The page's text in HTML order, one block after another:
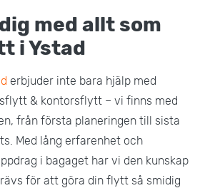
med allt som
i Ystad
erbjuder inte bara hjälp med
& kontorsflytt – vi finns med
från första planeringen till sista
Med lång erfarenhet och
i bagaget har vi den kunskap
för att göra din flytt så smidig